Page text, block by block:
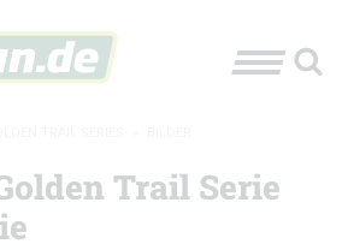
Trail Serie